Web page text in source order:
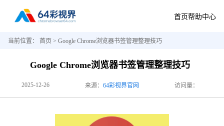
首页帮助中心
当前位置： 首页 > Google Chrome浏览器书签管理整理技巧
Google Chrome浏览器书签管理整理技巧
2025-12-26 来源： 64彩视界官网 访问量：